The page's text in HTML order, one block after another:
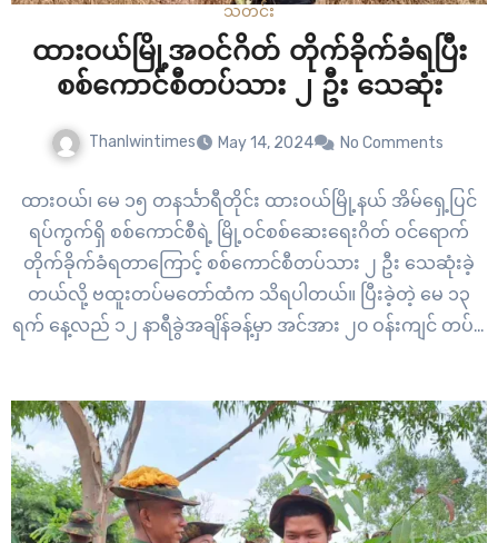
သတင်း
ထားဝယ်မြို့အဝင်ဂိတ် တိုက်ခိုက်ခံရပြီး
စစ်ကောင်စီတပ်သား ၂ ဦး သေဆုံး
Thanlwintimes May 14, 2024 No Comments
ထားဝယ်၊ မေ ၁၅ တနင်္သာရီတိုင်း ထားဝယ်မြို့နယ် အိမ်ရှေ့ပြင်
ရပ်ကွက်ရှိ စစ်ကောင်စီရဲ့ မြို့ဝင်စစ်ဆေးရေးဂိတ် ဝင်ရောက်
တိုက်ခိုက်ခံရတာကြောင့် စစ်ကောင်စီတပ်သား ၂ ဦး သေဆုံးခဲ့
တယ်လို့ ဗထူးတပ်မတော်ထံက သိရပါတယ်။ ပြီးခဲ့တဲ့ မေ ၁၃
ရက် နေ့လည် ၁၂ နာရီခွဲအချိန်ခန့်မှာ အင်အား ၂၀ ဝန်းကျင် တပ်စွဲ